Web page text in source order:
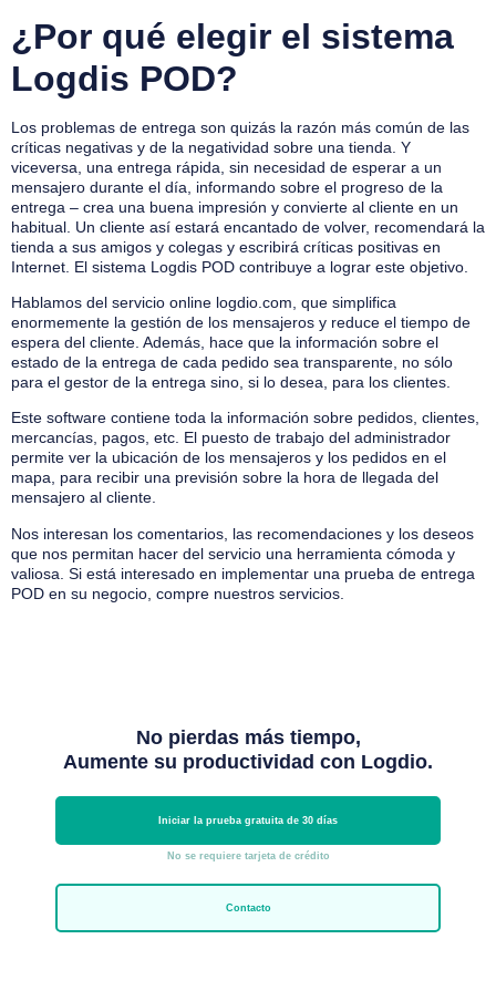
¿Por qué elegir el sistema
Logdis POD?
Los problemas de entrega son quizás la razón más común de las
críticas negativas y de la negatividad sobre una tienda. Y
viceversa, una entrega rápida, sin necesidad de esperar a un
mensajero durante el día, informando sobre el progreso de la
entrega – crea una buena impresión y convierte al cliente en un
habitual. Un cliente así estará encantado de volver, recomendará la
tienda a sus amigos y colegas y escribirá críticas positivas en
Internet. El sistema Logdis POD contribuye a lograr este objetivo.
Hablamos del servicio online logdio.com, que simplifica
enormemente la gestión de los mensajeros y reduce el tiempo de
espera del cliente. Además, hace que la información sobre el
estado de la entrega de cada pedido sea transparente, no sólo
para el gestor de la entrega sino, si lo desea, para los clientes.
Este software contiene toda la información sobre pedidos, clientes,
mercancías, pagos, etc. El puesto de trabajo del administrador
permite ver la ubicación de los mensajeros y los pedidos en el
mapa, para recibir una previsión sobre la hora de llegada del
mensajero al cliente.
Nos interesan los comentarios, las recomendaciones y los deseos
que nos permitan hacer del servicio una herramienta cómoda y
valiosa. Si está interesado en implementar una prueba de entrega
POD en su negocio, compre nuestros servicios
No pierdas más tiempo,
Aumente su productividad con Logdio.
Iniciar la prueba gratuita de 30 días
No se requiere tarjeta de crédito
Contacto